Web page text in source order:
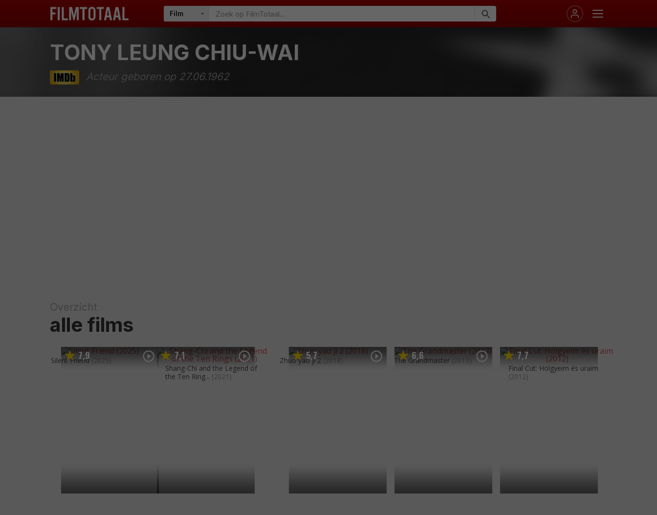
TONY LEUNG CHIU-WAI
Acteur geboren op 27.06.1962
Overzicht
alle films
7,9
Silent Friend (2025) 7,1
Shang-Chi and the Legend of
the Ten Ring... (2021)
5,7
Zhuo yao ji 2 (2018) 6,6
The Grandmaster (2013) 7,7
Final Cut: Hölgyeim és uraim
(2012)